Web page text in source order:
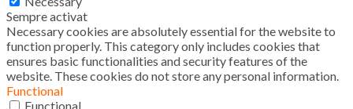
Sempre activat
Necessary cookies are absolutely essential for the website to
function properly. This category only includes cookies that
ensures basic functionalities and security features of the
website. These cookies do not store any personal information.
Functional
Functional